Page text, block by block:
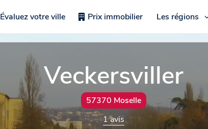
Évaluez votre ville Prix immobilier Les régions
Veckersviller
57370 Moselle
1 avis